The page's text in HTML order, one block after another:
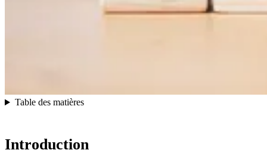
Table des matières
Introduction